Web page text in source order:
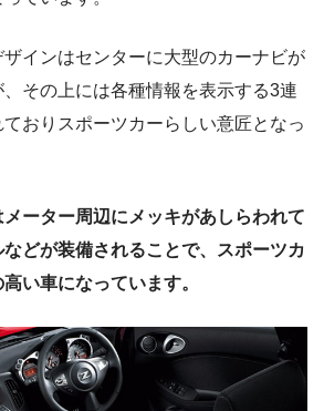
インはセンターに大型のカーナビが
その上には各種情報を表示する3連
おりスポーツカーらしい意匠となっ
ーター周辺にメッキがあしらわれて
どが装備されることで、スポーツカ
い車になっています。